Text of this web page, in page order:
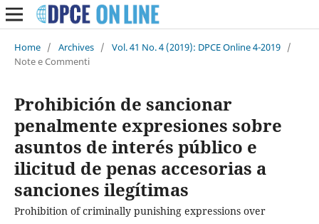
Home / Archives / Vol. 41 No. 4 (2019): DPCE Online 4-2019 /
Note e Commenti
Prohibición de sancionar
penalmente expresiones sobre
asuntos de interés público e
ilicitud de penas accesorias a
sanciones ilegítimas
Prohibition of criminally punishing expressions over